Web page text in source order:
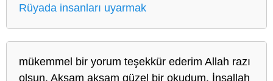
Rüyada insanları uyarmak
mükemmel bir yorum teşekkür ederim Allah razı
olsun. Akşam akşam güzel bir okudum. İnşallah